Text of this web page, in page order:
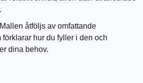
Mallen åtföljs av omfattande
förklarar hur du fyller i den och
dina behov.